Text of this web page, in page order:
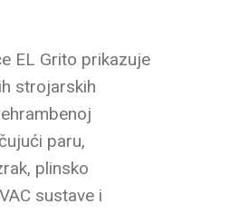
EL Grito prikazuje
strojarskih
paru,
plinsko
sustave i